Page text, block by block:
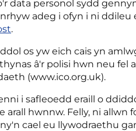
data personol sydd
adeg i ofyn i ni
.
os yw eich cais yn
â'r polisi hwn neu fel
(www.ico.org.uk).
i safleoedd eraill o
arall hwnnw. Felly, ni
cael eu llywodraethu